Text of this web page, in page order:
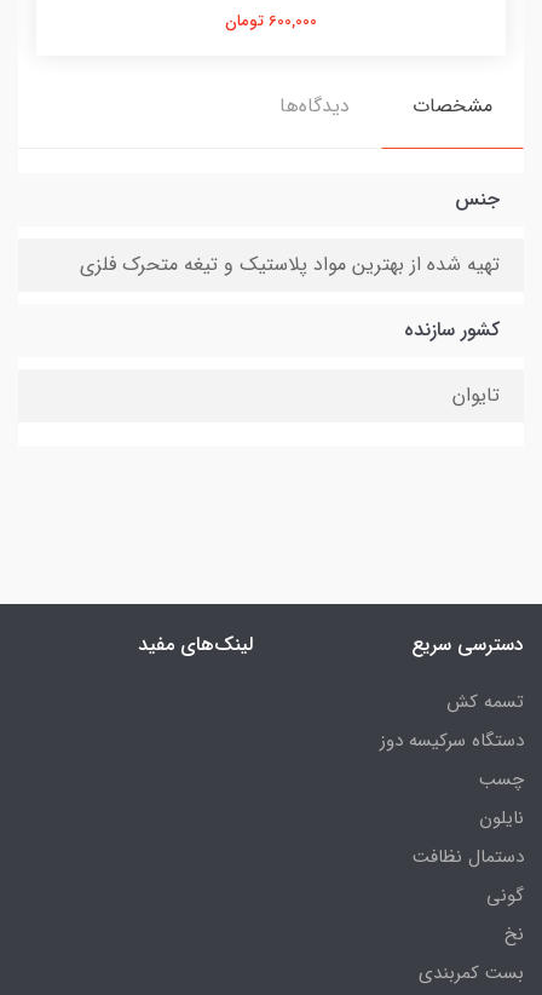
600,000 تومان
مشخصات دیدگاه‌ها
جنس
تهیه شده از بهترین مواد پلاستیک و تیغه متحرک فلزی
کشور سازنده
تایوان
دسترسی سریع
تسمه کش
دستگاه سرکیسه دوز
چسب
نایلون
دستمال نظافت
گونی
نخ
بست کمربندی
لینک‌های مفید